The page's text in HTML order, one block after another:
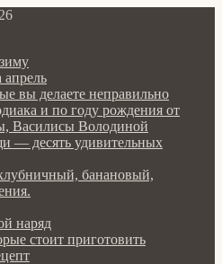
вы делаете неправильно
и по году рождения от
Василисы Володиной
— десять удивительных
банановый,
наряд
стоит приготовить